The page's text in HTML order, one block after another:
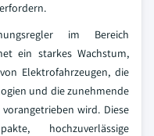
im Bereich
ein starkes Wachstum,
Elektrofahrzeugen, die
und die zunehmende
wird. Diese
hochzuverlässige